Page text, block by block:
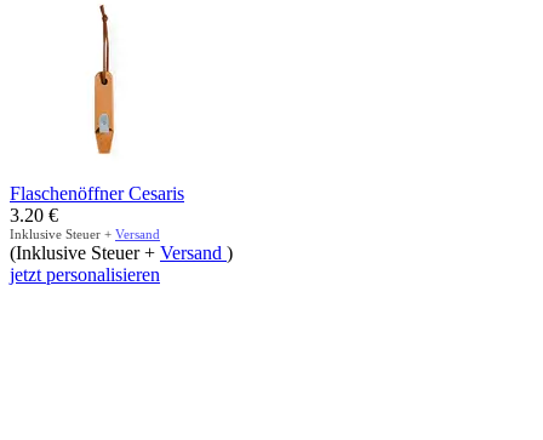
Flaschenöffner Cesaris
3.20 €
Inklusive Steuer + Versand
(Inklusive Steuer + Versand )
jetzt personalisieren